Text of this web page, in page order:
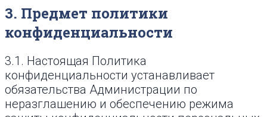
3. Предмет политики
конфиденциальности
3.1. Настоящая Политика
конфиденциальности устанавливает
обязательства Администрации по
неразглашению и обеспечению режима